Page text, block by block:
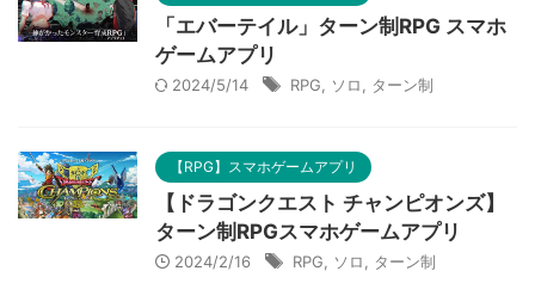
「エバーテイル」ターン制RPG スマホ
ゲームアプリ
2024/5/14 RPG ソロ ターン制
【RPG】スマホゲームアプリ
【ドラゴンクエスト チャンピオンズ】
ターン制RPGスマホゲームアプリ
2024/2/16 RPG ソロ ターン制